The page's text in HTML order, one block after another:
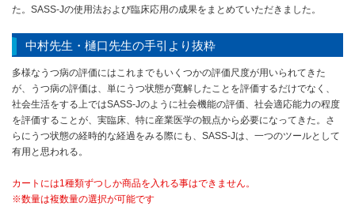
た。SASS-Jの使用法および臨床応用の成果をまとめていただきました。
中村先生・樋口先生の手引より抜粋
多様なうつ病の評価にはこれまでもいくつかの評価尺度が用いられてきた
が、うつ病の評価は、単にうつ状態が寛解したことを評価するだけでなく、
社会生活をする上ではSASS-Jのように社会機能の評価、社会適応能力の程度
を評価することが、実臨床、特に産業医学の観点から必要になってきた。さ
らにうつ状態の経時的な経過をみる際にも、SASS-Jは、一つのツールとして
有用と思われる。
カートには1種類ずつしか商品を入れる事はできません。
※数量は複数量の選択が可能です